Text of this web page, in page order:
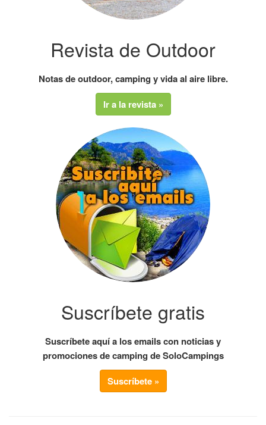
Revista de Outdoor
Notas de outdoor, camping y vida al aire libre.
Ir a la revista »
Suscríbete gratis
Suscríbete aquí a los emails con noticias y
promociones de camping de SoloCampings
Suscríbete »